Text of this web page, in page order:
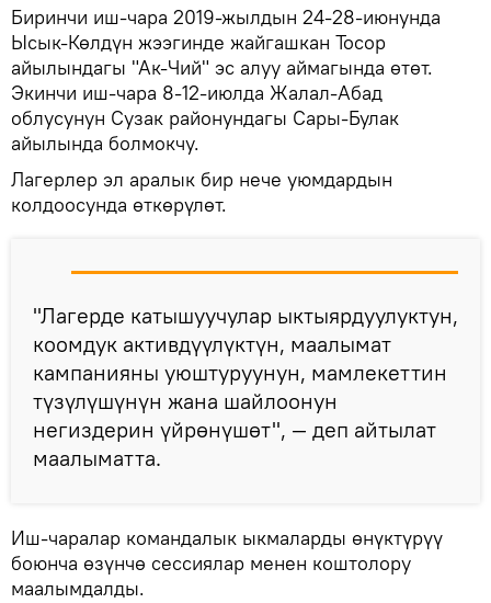
Биринчи иш-чара 2019-жылдын 24-28-июнунда
Ысык-Көлдүн жээгинде жайгашкан Тосор
айылындагы "Ак-Чий" эс алуу аймагында өтөт.
Экинчи иш-чара 8-12-июлда Жалал-Абад
облусунун Сузак районундагы Сары-Булак
айылында болмокчу.
Лагерлер эл аралык бир нече уюмдардын
колдоосунда өткөрүлөт.
"Лагерде катышуучулар ыктыярдуулуктун,
коомдук активдүүлүктүн, маалымат
кампанияны уюштуруунун, мамлекеттин
түзүлүшүнүн жана шайлоонун
негиздерин үйрөнүшөт", — деп айтылат
маалыматта.
Иш-чаралар командалык ыкмаларды өнүктүрүү
боюнча өзүнчө сессиялар менен коштолору
маалымдалды.